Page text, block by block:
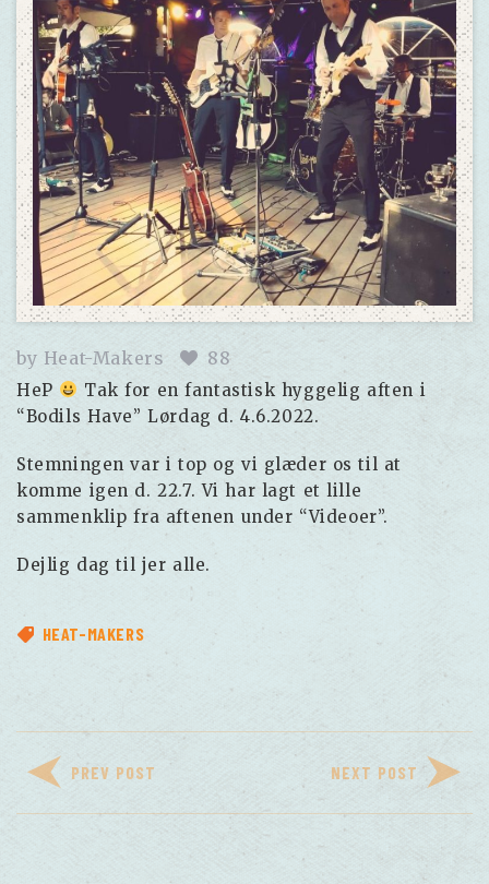
by Heat-Makers 88
HeP
Tak for en fantastisk hyggelig aften i
“Bodils Have” Lørdag d. 4.6.2022.
Stemningen var i top og vi glæder os til at
komme igen d. 22.7. Vi har lagt et lille
sammenklip fra aftenen under “Videoer”.
Dejlig dag til jer alle.
HEAT-MAKERS
PREV POST NEXT POST